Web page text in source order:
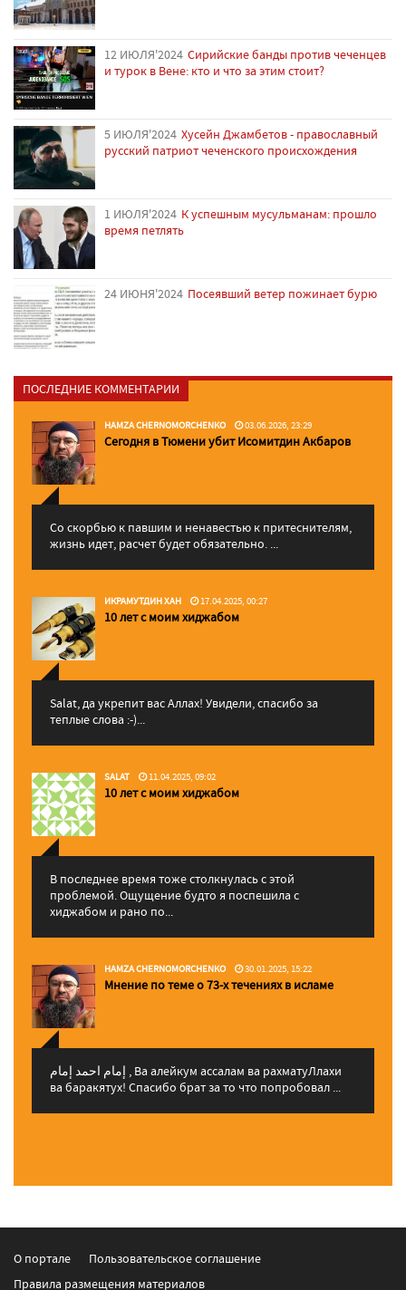
12 ИЮЛЯ'2024 Сирийские банды против чеченцев
и турок в Вене: кто и что за этим стоит?
5 ИЮЛЯ'2024 Хусейн Джамбетов - православный
русский патриот чеченского происхождения
1 ИЮЛЯ'2024 К успешным мусульманам: прошло
время петлять
24 ИЮНЯ'2024 Посеявший ветер пожинает бурю
ПОСЛЕДНИЕ КОММЕНТАРИИ
HAMZA CHERNOMORCHENKO 03.06.2026, 23:29
Сегодня в Тюмени убит Исомитдин Акбаров
Со скорбью к павшим и ненавестью к притеснителям,
жизнь идет, расчет будет обязательно. ...
ИКРАМУТДИН ХАН 17.04.2025, 00:27
10 лет с моим хиджабом
Salat, да укрепит вас Аллаx! Увидели, спасибо за
теплые слова :-)...
SALAT 11.04.2025, 09:02
10 лет с моим хиджабом
В последнее время тоже столкнулась с этой
проблемой. Ощущение будто я поспешила с
хиджабом и рано по...
HAMZA CHERNOMORCHENKO 30.01.2025, 15:22
Мнение по теме о 73-х течениях в исламе
إمام احمد إمام , Ва алейкум ассалам ва рахматуЛлахи
ва баракятух! Спасибо брат за то что попробовал ...
О портале
Пользовательское соглашение
Правила размещения материалов